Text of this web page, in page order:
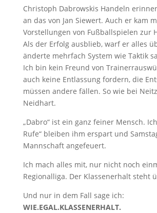
Christoph Dabrowskis Handeln
an das von Jan Siewert. Auch er kam
Vorstellungen von Fußballspielen zur
Als der Erfolg ausblieb, warf er alles
änderte mehrfach System wie Taktik
Ich bin kein Freund von
auch keine Entlassung fordern, die
müssen andere fällen. So wie bei
Neidhart.
„Dabro“ ist ein ganz feiner Mensch.
Rufe“ bleiben ihm erspart und
Mannschaft angefeuert.
Ich mach alles mit, nur nicht noch
Regionalliga. Der Klassenerhalt steht
Und nur in dem Fall sage ich:
WIE.EGAL.KLASSENERHALT.